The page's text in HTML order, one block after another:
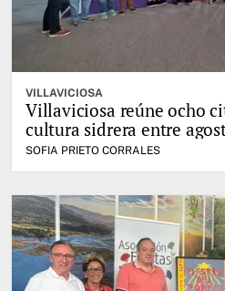
VILLAVICIOSA
Villaviciosa reúne ocho
cultura sidrera entre
SOFIA PRIETO CORRALES